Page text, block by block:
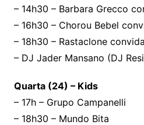
– 14h30 – Barbara Grecco
– 16h30 – Chorou Bebel
– 18h30 – Rastaclone
– DJ Jader Mansano (DJ
Quarta (24) – Kids
– 17h – Grupo Campanelli
– 18h30 – Mundo Bita